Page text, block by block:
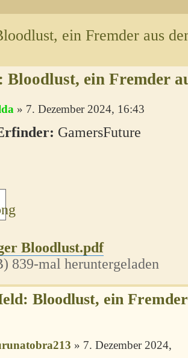
ein Fremder aus
Bloodlust, ein Fremder
» 7. Dezember 2024, 16:43
GamersFuture
Bloodlust.pdf
839-mal heruntergeladen
Bloodlust, ein
» 7. Dezember 2024,